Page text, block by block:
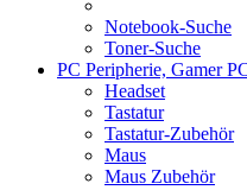
Notebook-Suche
Toner-Suche
PC Peripherie, Gamer
Headset
Tastatur
Tastatur-Zubehör
Maus
Maus Zubehör